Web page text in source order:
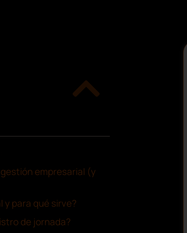
empresarial (y
y para qué sirve?
de jornada?